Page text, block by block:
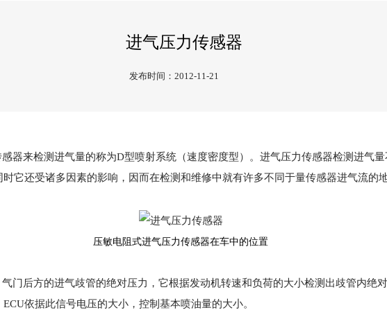
进气压力传感器
发布时间：2012-11-21
来检测进气量的称为D型喷射系统（速度密度型）。进气压力传感器检测进气量
它还受诸多因素的影响，因而在检测和维修中就有许多不同于量传感器进气流的
压敏电阻式进气压力传感器在车中的位置
后方的进气歧管的绝对压力，它根据发动机转速和负荷的大小检测出歧管内绝
依据此信号电压的大小，控制基本喷油量的大小。